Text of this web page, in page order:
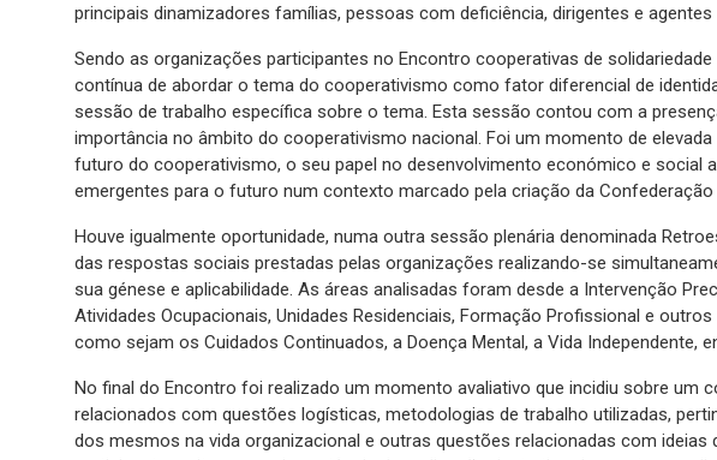
principais dinamizadores famílias, pessoas com deficiência, dirigentes e agentes
Sendo as organizações participantes no Encontro cooperativas de
contínua de abordar o tema do cooperativismo como fator diferencial de
sessão de trabalho específica sobre o tema. Esta sessão contou com a
importância no âmbito do cooperativismo nacional. Foi um momento de
futuro do cooperativismo, o seu papel no desenvolvimento económico e social
emergentes para o futuro num contexto marcado pela criação da
Houve igualmente oportunidade, numa outra sessão plenária denominada
das respostas sociais prestadas pelas organizações realizando-se
sua génese e aplicabilidade. As áreas analisadas foram desde a Intervenção
Atividades Ocupacionais, Unidades Residenciais, Formação Profissional e
como sejam os Cuidados Continuados, a Doença Mental, a Vida Independente,
No final do Encontro foi realizado um momento avaliativo que incidiu sobre um
relacionados com questões logísticas, metodologias de trabalho utilizadas,
dos mesmos na vida organizacional e outras questões relacionadas com ideias